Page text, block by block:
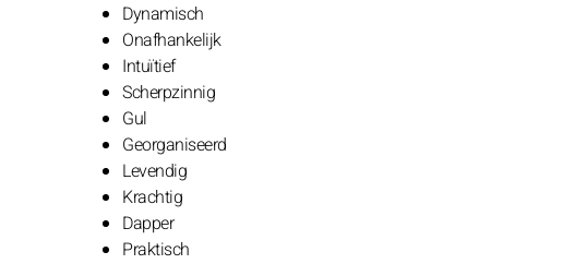
Dynamisch
Onafhankelijk
Intuïtief
Scherpzinnig
Gul
Georganiseerd
Levendig
Krachtig
Dapper
Praktisch